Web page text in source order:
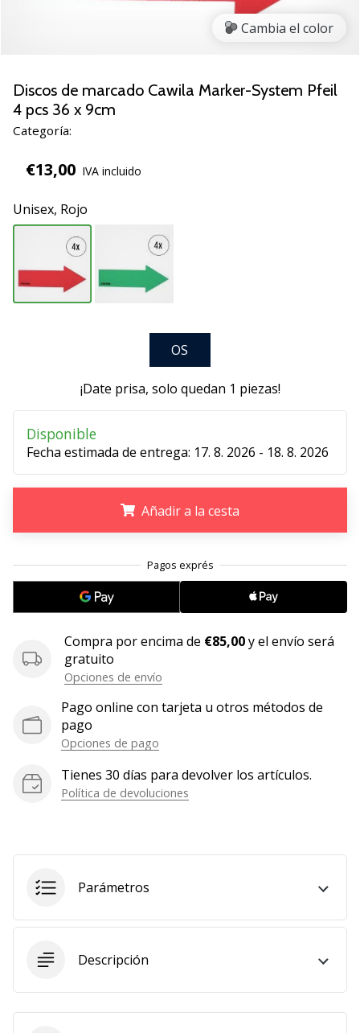
Accelerate
NITRO
SQD
5!
las
técnicas
y…
25. 11. 2024
•
embajador
Weplayhandball!
consideras
un
jugón?
en
equipo!
Mostrar
todos
Cambia el color
Discos de marcado Cawila Marker-System Pfeil
4 pcs 36 x 9cm
Categoría:
€13,00 IVA incluido
Unisex, Rojo
OS
¡Date prisa, solo quedan 1 piezas!
Disponible
Fecha estimada de entrega: 17. 8. 2026 - 18. 8. 2026
Añadir a la cesta
Compra por encima de €85,00y el envío será
gratuito
Opciones de envío
Pago online con tarjeta u otros métodos de
pago
Opciones de pago
Tienes 30 días para devolver los artículos.
Política de devoluciones
Parámetros
Descripción